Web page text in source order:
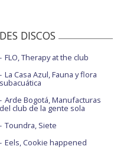
DISCOS
FLO, Therapy at the club
La Casa Azul, Fauna y flora
subacuática
Arde Bogotá, Manufacturas
del club de la gente sola
Toundra, Siete
Eels, Cookie happened